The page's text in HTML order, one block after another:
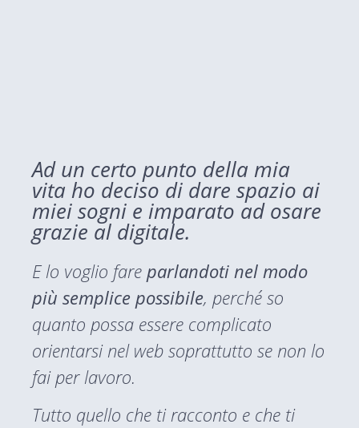
Ad un certo punto della mia
vita ho deciso di dare spazio ai
miei sogni e imparato ad osare
grazie al digitale.
E lo voglio fare parlandoti nel modo
più semplice possibile, perché so
quanto possa essere complicato
orientarsi nel web soprattutto se non lo
fai per lavoro.
Tutto quello che ti racconto e che ti